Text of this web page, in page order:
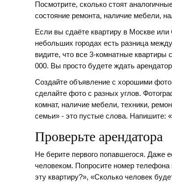
Посмотрите, сколько стоят
состояние ремонта, наличие мебели,
Если вы сдаёте квартиру в Москве
небольших городах есть разница
видите, что все 3-комнатные
000. Вы просто будете ждать
Создайте объявление с хорошими
сделайте фото с разных углов.
комнат, наличие мебели, техники,
семьи» - это пустые слова. Напишите:
Проверьте арендатора
Не берите первого попавшегося. Даже
человеком. Попросите номер
эту квартиру?», «Сколько человек